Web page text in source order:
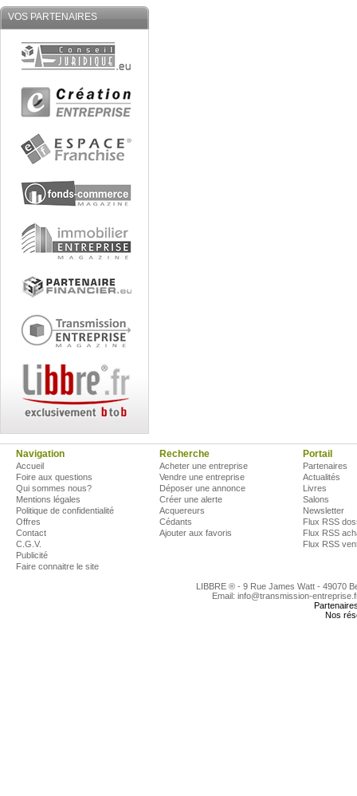
VOS PARTENAIRES
Navigation
Accueil
Foire aux questions
Qui sommes nous?
Mentions légales
Politique de confidentialité
Offres
Contact
C.G.V.
Publicité
Faire connaitre le site
Recherche
Acheter une entreprise
Vendre une entreprise
Déposer une annonce
Créer une alerte
Acquereurs
Cédants
Ajouter aux favoris
Portail
Partenaires
Actualités
Livres
Salons
Newsletter
Flux RSS
Flux RSS
Flux RSS
LIBBRE ® - 9 Rue James Watt - 49070
Email: info@transmission-
Nos